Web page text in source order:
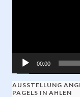
00:00
AUSSTELLUNG
PAGELS IN AHLEN